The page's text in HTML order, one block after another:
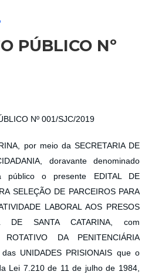
PÚBLICO Nº
Nº 001/SJC/2019
por meio da SECRETARIA DE
doravante denominado
público o presente EDITAL DE
SELEÇÃO DE PARCEIROS PARA
LABORAL AOS PRESOS
DE SANTA CATARINA, com
DA PENITENCIÁRIA
UNIDADES PRISIONAIS que o
Lei 7.210 de 11 de julho de 1984,